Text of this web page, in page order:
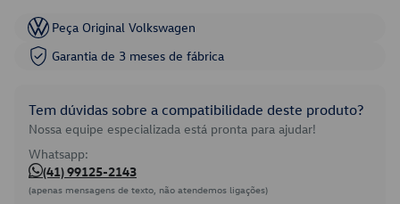
Peça Original Volkswagen
Garantia de 3 meses de fábrica
Tem dúvidas sobre a compatibilidade deste produto?
Nossa equipe especializada está pronta para ajudar!
Whatsapp:
(41) 99125-2143
(apenas mensagens de texto, não atendemos ligações)